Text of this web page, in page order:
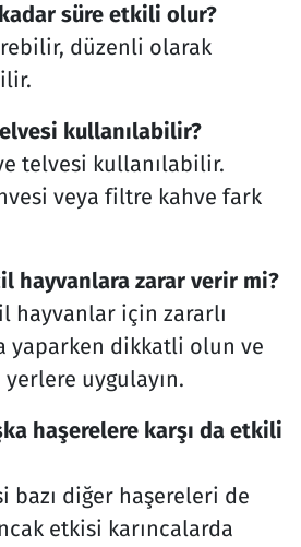
süre etkili olur?
düzenli olarak
kullanılabilir?
telvesi kullanılabilir.
veya filtre kahve fark
hayvanlara zarar verir mi?
hayvanlar için zararlı
yaparken dikkatli olun ve
uygulayın.
haşerelere karşı da etkili
bazı diğer haşereleri de
etkisi karıncalarda